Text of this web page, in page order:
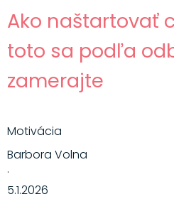
Ako naštartovať
toto sa podľa
zamerajte
Motivácia
Barbora Volna
·
5.1.2026